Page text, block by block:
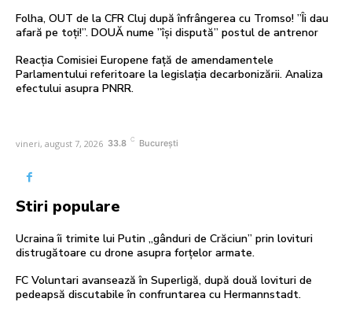
Folha, OUT de la CFR Cluj după înfrângerea cu Tromso! ”Îi dau
afară pe toți!”. DOUĂ nume ”își dispută” postul de antrenor
Reacția Comisiei Europene față de amendamentele
Parlamentului referitoare la legislația decarbonizării. Analiza
efectului asupra PNRR.
vineri, august 7, 2026 33.8 C București
Stiri populare
Ucraina îi trimite lui Putin „gânduri de Crăciun” prin lovituri
distrugătoare cu drone asupra forțelor armate.
FC Voluntari avansează în Superligă, după două lovituri de
pedeapsă discutabile în confruntarea cu Hermannstadt.